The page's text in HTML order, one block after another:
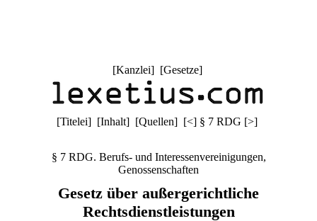
[Kanzlei] [Gesetze]
[Titelei] [Inhalt] [Quellen] [<] § 7 RDG [>]
§ 7 RDG. Berufs- und Interessenvereinigungen,
Genossenschaften
Gesetz über außergerichtliche
Rechtsdienstleistungen